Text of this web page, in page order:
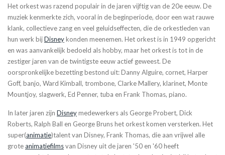
Het orkest was razend populair in de jaren vijftig van de 20e eeuw. De
muziek kenmerkte zich, vooral in de beginperiode, door een wat rauwe
klank, collectieve zang en veel geluidseffecten, die de orkestleden van
hun werk bijDisneykonden meenemen. Het orkest is in 1949 opgericht
en was aanvankelijk bedoeld als hobby, maar het orkest is tot in de
zestiger jaren van de twintigste eeuw actief geweest. De
oorspronkelijke bezetting bestond uit: Danny Alguire, cornet, Harper
Goff, banjo, Ward Kimball, trombone, Clarke Mallery, klarinet, Monte
Mountjoy, slagwerk, Ed Penner, tuba en Frank Thomas, piano.
In later jaren zijn Disneymedewerkers als George Probert, Dick
Roberts, Ralph Ball en George Bruns het orkest komen versterken. Het
super(animatie)talent van Disney, Frank Thomas, die aan vrijwel alle
groteanimatiefilmsvan Disney uit de jaren '50 en '60 heeft